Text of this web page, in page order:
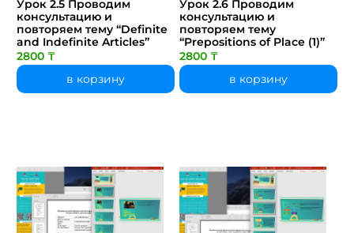
Урок 2.5 Проводим
консультацию и
повторяем тему “Definite
and Indefinite Articles”
2800 ₸
в корзину
Урок 2.6 Проводим
консультацию и
повторяем тему
“Prepositions of Place (1)”
2800 ₸
в корзину